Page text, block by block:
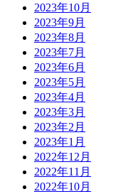
2023年10月
2023年9月
2023年8月
2023年7月
2023年6月
2023年5月
2023年4月
2023年3月
2023年2月
2023年1月
2022年12月
2022年11月
2022年10月